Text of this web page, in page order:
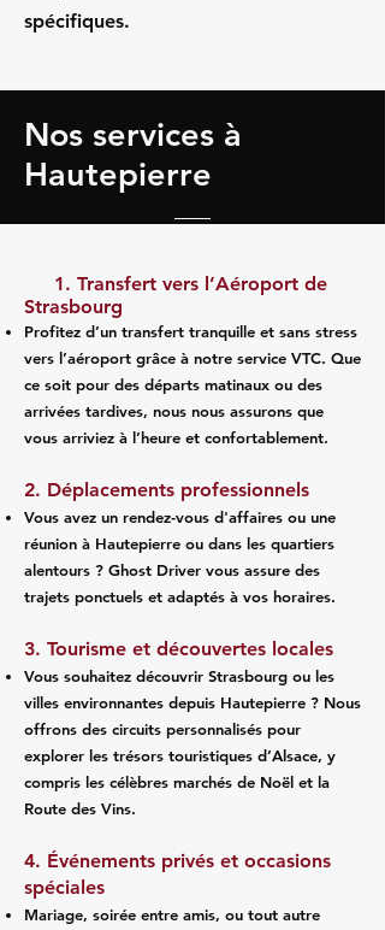
spécifiques.
Nos services à
Hautepierre
1. Transfert vers l’Aéroport de
Strasbourg
Profitez d’un transfert tranquille et sans stress
vers l’aéroport grâce à notre service VTC. Que
ce soit pour des départs matinaux ou des
arrivées tardives, nous nous assurons que
vous arriviez à l’heure et confortablement.
2. Déplacements professionnels
Vous avez un rendez-vous d'affaires ou une
réunion à Hautepierre ou dans les quartiers
alentours ? Ghost Driver vous assure des
trajets ponctuels et adaptés à vos horaires.
3. Tourisme et découvertes locales
Vous souhaitez découvrir Strasbourg ou les
villes environnantes depuis Hautepierre ? Nous
offrons des circuits personnalisés pour
explorer les trésors touristiques d’Alsace, y
compris les célèbres marchés de Noël et la
Route des Vins.
4. Événements privés et occasions
spéciales
Mariage, soirée entre amis, ou tout autre